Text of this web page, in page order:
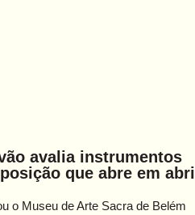
avalia instrumentos
que abre em abril
o Museu de Arte Sacra de Belém